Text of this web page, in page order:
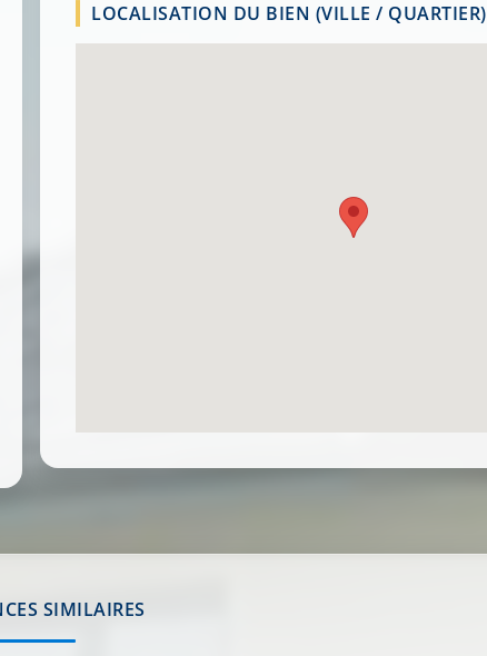
LOCALISATION DU BIEN (VILLE / QUARTIER)
SIMILAIRES